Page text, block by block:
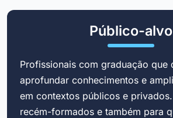
Público-alvo
Profissionais com graduação que
aprofundar conhecimentos e
em contextos públicos e
recém-formados e também para